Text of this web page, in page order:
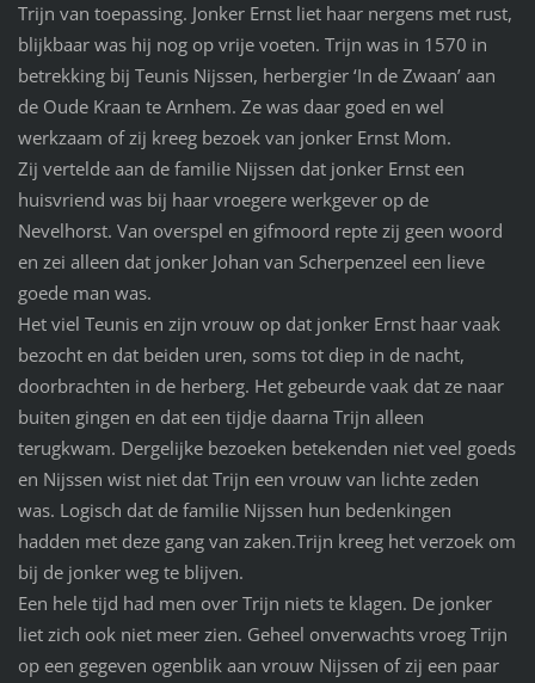
Trijn van toepassing. Jonker Ernst liet haar nergens met rust,
blijkbaar was hij nog op vrije voeten. Trijn was in 1570 in
betrekking bij Teunis Nijssen, herbergier ‘In de Zwaan’ aan
de Oude Kraan te Arnhem. Ze was daar goed en wel
werkzaam of zij kreeg bezoek van jonker Ernst Mom.
Zij vertelde aan de familie Nijssen dat jonker Ernst een
huisvriend was bij haar vroegere werkgever op de
Nevelhorst. Van overspel en gifmoord repte zij geen woord
en zei alleen dat jonker Johan van Scherpenzeel een lieve
goede man was.
Het viel Teunis en zijn vrouw op dat jonker Ernst haar vaak
bezocht en dat beiden uren, soms tot diep in de nacht,
doorbrachten in de herberg. Het gebeurde vaak dat ze naar
buiten gingen en dat een tijdje daarna Trijn alleen
terugkwam. Dergelijke bezoeken betekenden niet veel goeds
en Nijssen wist niet dat Trijn een vrouw van lichte zeden
was. Logisch dat de familie Nijssen hun bedenkingen
hadden met deze gang van zaken.Trijn kreeg het verzoek om
bij de jonker weg te blijven.
Een hele tijd had men over Trijn niets te klagen. De jonker
liet zich ook niet meer zien. Geheel onverwachts vroeg Trijn
op een gegeven ogenblik aan vrouw Nijssen of zij een paar